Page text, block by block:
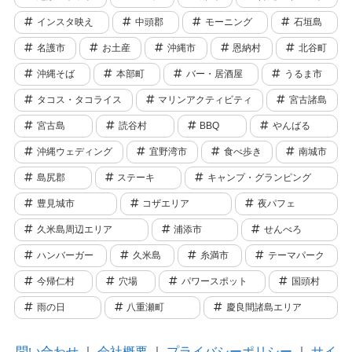
インスタ映え 中頭郡 モーニング 石垣島
名護市 お土産 沖縄市 恩納村 北谷町
沖縄そば 本部町 バー・居酒屋 うるま市
タコス・タコライス マリンアクティビティ 宮古諸島
宮古島 読谷村 BBQ やんばる
沖縄ウェディング 宜野湾市 食べ歩き 南城市
島尻郡 ステーキ キャンプ・グランピング
豊見城市 コザエリア 夜パフェ
久米島周辺エリア 浦添市 せんべろ
ハンバーガー 久米島 糸満市 テーマパーク
今帰仁村 穴場 パワースポット 国頭村
雨の日 八重瀬町 慶良間諸島エリア